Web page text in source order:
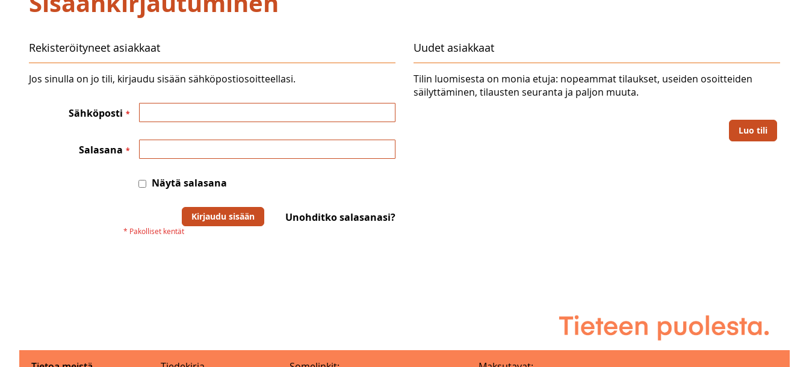
Rekisteröityneet asiakkaat
Jos sinulla on jo tili, kirjaudu sisään sähköpostiosoitteellasi.
Sähköposti
Salasana
Näytä salasana
Kirjaudu sisään Unohditko salasanasi?
Uudet asiakkaat
Tilin luomisesta on monia etuja: nopeammat tilaukset, useiden osoitteiden
säilyttäminen, tilausten seuranta ja paljon muuta.
Luo tili